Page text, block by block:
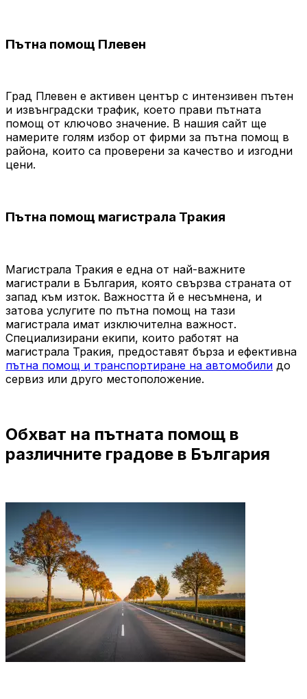
Пътна помощ Плевен
Град Плевен е активен център с интензивен пътен
и извънградски трафик, което прави пътната
помощ от ключово значение. В нашия сайт ще
намерите голям избор от фирми за пътна помощ в
района, които са проверени за качество и изгодни
цени.
Пътна помощ магистрала Тракия
Магистрала Тракия е една от най-важните
магистрали в България, която свързва страната от
запад към изток. Важността й е несъмнена, и
затова услугите по пътна помощ на тази
магистрала имат изключителна важност.
Специализирани екипи, които работят на
магистрала Тракия, предоставят бърза и ефективна
пътна помощ и транспортиране на автомобили до
сервиз или друго местоположение.
Обхват на пътната помощ в
различните градове в България